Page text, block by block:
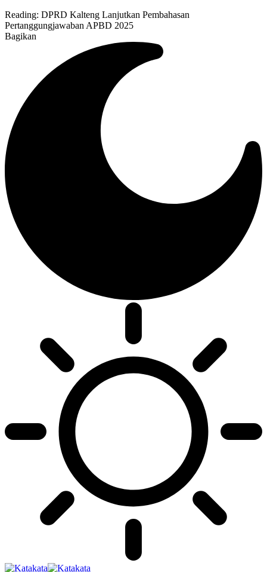
Reading: DPRD Kalteng Lanjutkan Pembahasan
Pertanggungjawaban APBD 2025
Bagikan